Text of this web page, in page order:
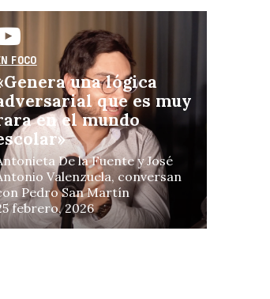
FOCO
una lógica
que es muy
en el mundo
De la Fuente y José
Valenzuela, conversan
Pedro San Martín
febrero, 2026